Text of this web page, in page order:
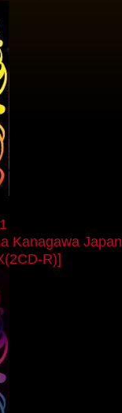
Kanagawa Japan
R)]